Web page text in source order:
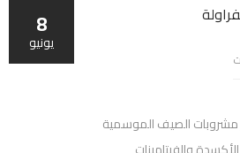
مشروبات الصيف الموسمية
8
يونيو